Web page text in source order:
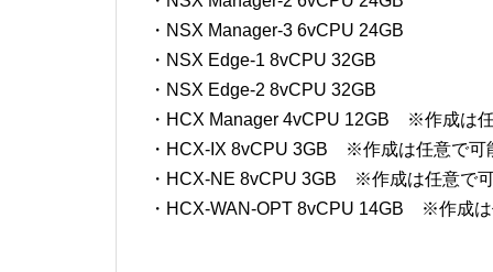
・NSX Manager-3 6vCPU 24GB
・NSX Edge-1 8vCPU 32GB
・NSX Edge-2 8vCPU 32GB
・HCX Manager 4vCPU 12GB ※作成は
・HCX-IX 8vCPU 3GB ※作成は任意で可
・HCX-NE 8vCPU 3GB ※作成は任意で
・HCX-WAN-OPT 8vCPU 14GB ※作成